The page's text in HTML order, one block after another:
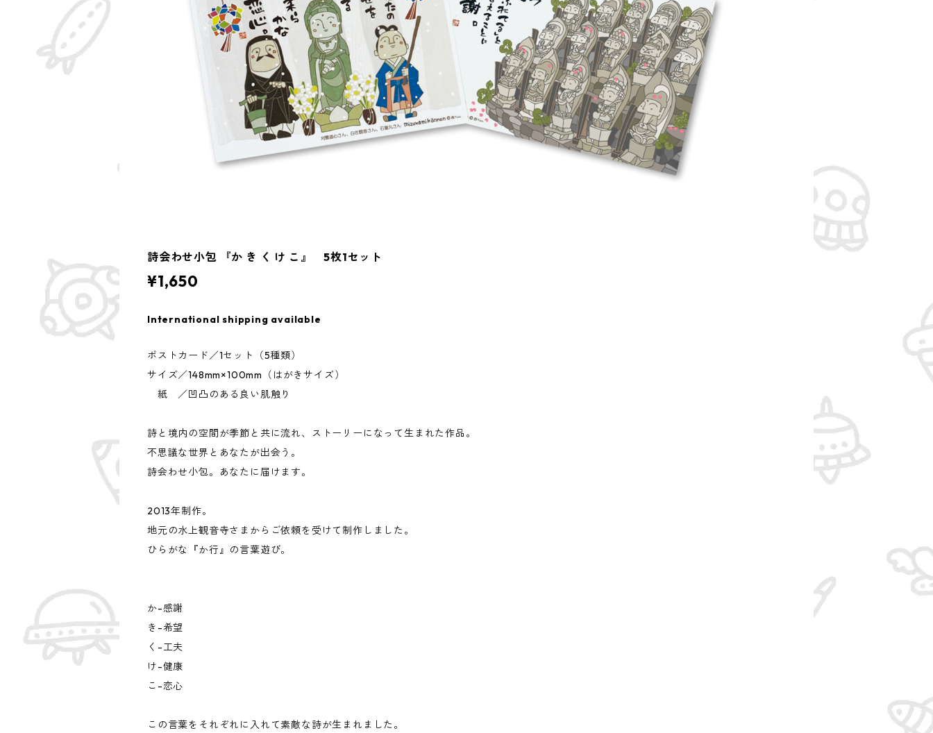
詩会わせ小包 『か き く け こ』 5枚1セット
¥1,650
International shipping available
ポストカード／1セット（5種類）
サイズ／148mm×100mm（はがきサイズ）
紙 ／凹凸のある良い肌触り
詩と境内の空間が季節と共に流れ、ストーリーになって生まれた作品。
不思議な世界とあなたが出会う。
詩会わせ小包。あなたに届けます。
2013年制作。
地元の水上観音寺さまからご依頼を受けて制作しました。
ひらがな『か行』の言葉遊び。
か-感謝
き-希望
く-工夫
け-健康
こ-恋心
この言葉をそれぞれに入れて素敵な詩が生まれました。